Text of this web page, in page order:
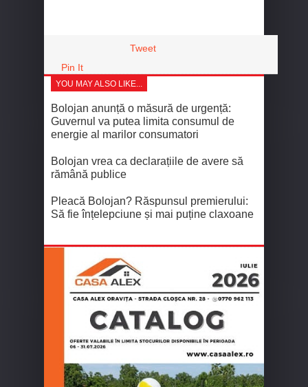
Tweet
Pin It
YOU MAY ALSO LIKE...
Bolojan anunță o măsură de urgență:
Guvernul va putea limita consumul de
energie al marilor consumatori
Bolojan vrea ca declarațiile de avere să
rămână publice
Pleacă Bolojan? Răspunsul premierului:
Să fie înțelepciune și mai puține claxoane